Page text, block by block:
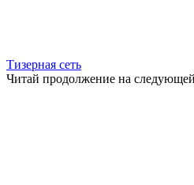
Тизерная сеть
Читай продолжение на